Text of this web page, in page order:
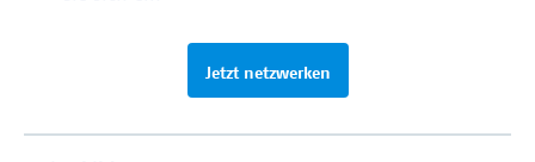
Jetzt netzwerken